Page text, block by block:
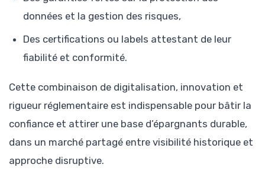
données et la gestion des risques,
Des certifications ou labels attestant de leur
fiabilité et conformité.
Cette combinaison de digitalisation, innovation et
rigueur réglementaire est indispensable pour bâtir la
confiance et attirer une base d’épargnants durable,
dans un marché partagé entre visibilité historique et
approche disruptive.